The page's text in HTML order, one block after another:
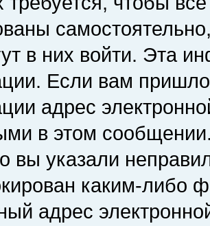
в них войти. Эта
Если вам
адрес
в этом
вы указали
каким-либо
адрес